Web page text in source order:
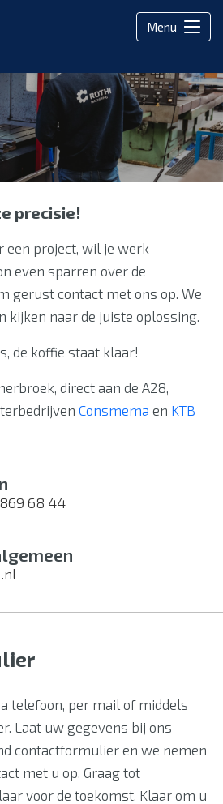
Menu
precisie!
een project, wil je werk
even sparren over de
gerust contact met ons op. We
kijken naar de juiste oplossing.
de koffie staat klaar!
direct aan de A28,
Consmema en KTB
68 44
telefoon, per mail of middels
Laat uw gegevens bij ons
contactformulier en we nemen
met u op. Graag tot
voor de toekomst. Klaar om u